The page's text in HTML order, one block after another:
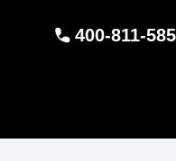
400-811-